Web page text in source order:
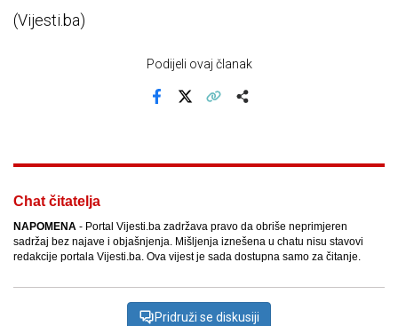
(Vijesti.ba)
Podijeli ovaj članak
Chat čitatelja
NAPOMENA - Portal Vijesti.ba zadržava pravo da obriše neprimjeren
sadržaj bez najave i objašnjenja. Mišljenja iznešena u chatu nisu stavovi
redakcije portala Vijesti.ba. Ova vijest je sada dostupna samo za čitanje.
Pridruži se diskusiji